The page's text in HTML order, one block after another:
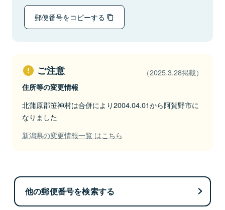
郵便番号をコピーする
ご注意 （2025.3.28掲載）
住所等の変更情報
北蒲原郡笹神村は合併により2004.04.01から阿賀野市に
なりました
新潟県の変更情報一覧 はこちら
他の郵便番号を検索する